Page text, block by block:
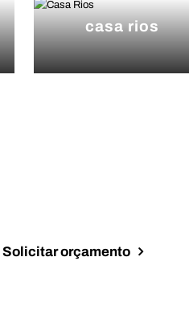
casa rios
Solicitar orçamento